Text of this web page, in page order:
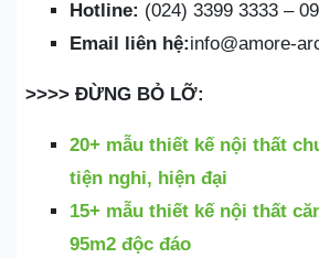
Hotline: (024) 3399 3333 –
Email liên hệ:info@amore-
>>>> ĐỪNG BỎ LỠ:
20+ mẫu thiết kế nội thất
tiện nghi, hiện đại
15+ mẫu thiết kế nội thất
95m2 độc đáo